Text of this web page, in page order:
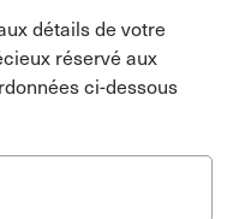
détails de votre
réservé aux
ci-dessous